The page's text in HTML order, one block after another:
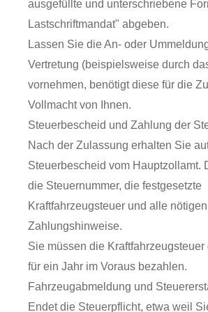
ausgefüllte und unterschriebene
Lastschriftmandat" abgeben.
Lassen Sie die An- oder
Vertretung (beispielsweise durch
vornehmen, benötigt diese für die
Vollmacht von Ihnen.
Steuerbescheid und Zahlung der
Nach der Zulassung erhalten Sie
Steuerbescheid vom Hauptzollamt.
die Steuernummer, die festgesetzte
Kraftfahrzeugsteuer und alle nötigen
Zahlungshinweise.
Sie müssen die Kraftfahrzeugsteuer
für ein Jahr im Voraus bezahlen.
Fahrzeugabmeldung und
Endet die Steuerpflicht, etwa weil